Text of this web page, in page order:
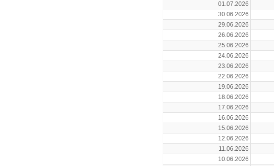
01.07.2026
30.06.2026
29.06.2026
26.06.2026
25.06.2026
24.06.2026
23.06.2026
22.06.2026
19.06.2026
18.06.2026
17.06.2026
16.06.2026
15.06.2026
12.06.2026
11.06.2026
10.06.2026